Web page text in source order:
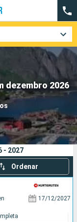
dezembro 2026
- 2027
Ordenar
17/12/2027